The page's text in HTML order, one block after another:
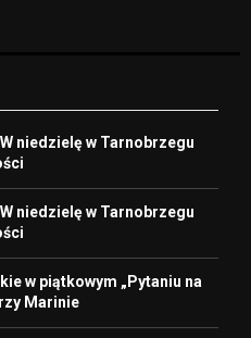
niedzielę w Tarnobrzegu
niedzielę w Tarnobrzegu
w piątkowym „Pytaniu na
Marinie